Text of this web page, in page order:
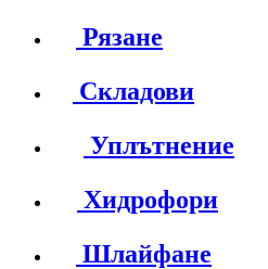
Рязане
Складови
Уплътнение
Хидрофори
Шлайфане